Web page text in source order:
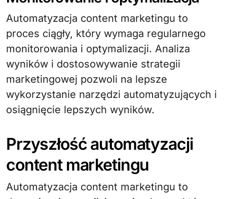
Automatyzacja content marketingu to
proces ciągły, który wymaga regularnego
monitorowania i optymalizacji. Analiza
wyników i dostosowywanie strategii
marketingowej pozwoli na lepsze
wykorzystanie narzędzi automatyzujących i
osiągnięcie lepszych wyników.
Przyszłość automatyzacji
content marketingu
Automatyzacja content marketingu to